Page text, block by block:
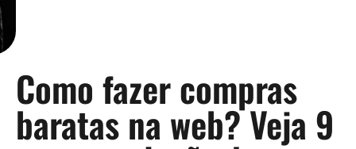
Como fazer compras
baratas na web? Veja 9